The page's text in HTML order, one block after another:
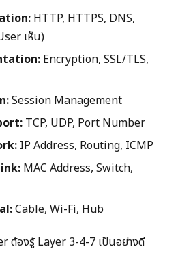
HTTP, HTTPS, DNS,
เห็น)
Encryption, SSL/TLS,
Session Management
TCP, UDP, Port Number
IP Address, Routing, ICMP
MAC Address, Switch,
Cable, Wi-Fi, Hub
ต้องรู้ Layer 3-4-7 เป็นอย่างดี